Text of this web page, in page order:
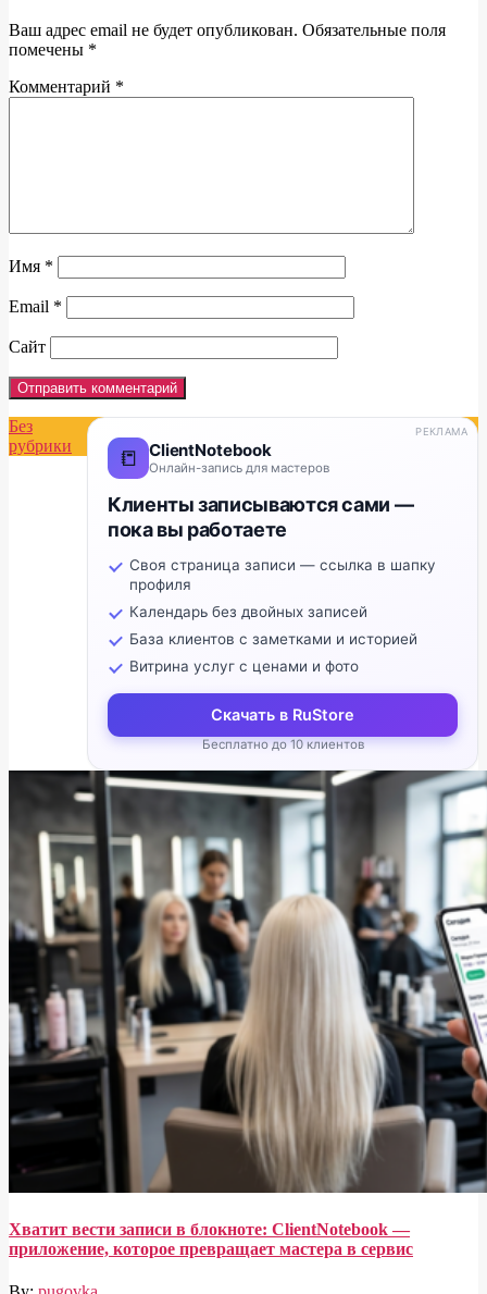
Ваш адрес email не будет опубликован. Обязательные поля
помечены *
Комментарий *
Имя *
Email *
Сайт
📒 ClientNotebook
Онлайн-запись для мастеров
Клиенты записываются сами —
пока вы работаете
Своя страница записи — ссылка в шапку
профиля
Календарь без двойных записей
База клиентов с заметками и историей
Витрина услуг с ценами и фото
Скачать в RuStore
Бесплатно до 10 клиентов
РЕКЛАМА
Без
рубрики
Хватит вести записи в блокноте: ClientNotebook —
приложение, которое превращает мастера в сервис